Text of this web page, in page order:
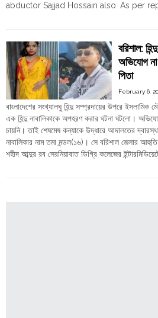
abductor Sajjad Hossain also. As per
recovered
a
minor
Hindu
girl
after
21
days,
Sajjad
Hossain
arrested"
বরিশাল:
অভিযোগ
পিতা
February 6,
বাংলাদেশের সংখ্যালঘু হিন্দু সম্প্রদায়ের উপরে ইসলামিক
এক হিন্দু নাবালিকাকে অপহরণ করার ঘটনা ঘটলো।
চায়নি। তাই শেষমেষ কন্যাকে উদ্ধারে আদালতের
নাবালিকার নাম তমা মন্ডল(১৬)। সে বরিশাল জেলার আহুতি
শহীদ আব্দুর রব সেরনিয়াবাত ডিগ্রি কলেজের